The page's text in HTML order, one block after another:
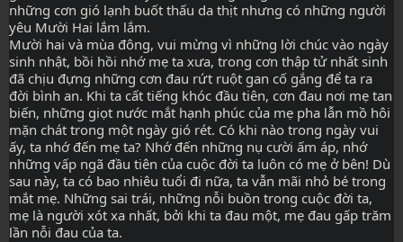
những cơn gió lạnh buốt thấu da thịt nhưng có những người
yêu Mười Hai lắm lắm.
Mười hai và mùa đông, vui mừng vì những lời chúc vào ngày
sinh nhật, bồi hồi nhớ mẹ ta xưa, trong cơn thập tử nhất sinh
đã chịu đựng những cơn đau rứt ruột gan cố gắng để ta ra
đời bình an. Khi ta cất tiếng khóc đầu tiên, cơn đau nơi mẹ tan
biến, những giọt nước mắt hạnh phúc của mẹ pha lẫn mồ hôi
mặn chát trong một ngày gió rét. Có khi nào trong ngày vui
ấy, ta nhớ đến mẹ ta? Nhớ đến những nụ cười ấm áp, nhớ
những vấp ngã đầu tiên của cuộc đời ta luôn có mẹ ở bên! Dù
sau này, ta có bao nhiêu tuổi đi nữa, ta vẫn mãi nhỏ bé trong
mắt mẹ. Những sai trái, những nỗi buồn trong cuộc đời ta,
mẹ là người xót xa nhất, bởi khi ta đau một, mẹ đau gấp trăm
lần nỗi đau của ta.